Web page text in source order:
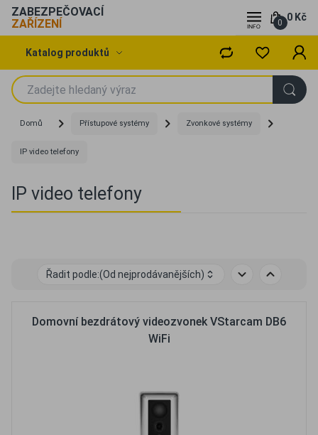
0 Kč
0
ZABEZPEČOVACÍ
ZAŘÍZENÍ
Katalog produktů
Domů Přístupové systémy Zvonkové systémy
IP video telefony
IP video telefony
Řadit podle:(Od nejprodávanějších)
Domovní bezdrátový videozvonek VStarcam DB6
WiFi